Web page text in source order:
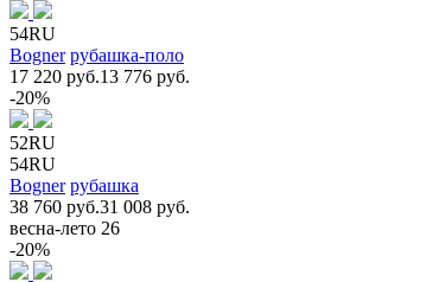
54RU
Bogner рубашка-поло
17 220 руб.13 776 руб.
-20%
52RU
54RU
Bogner рубашка
38 760 руб.31 008 руб.
весна-лето 26
-20%